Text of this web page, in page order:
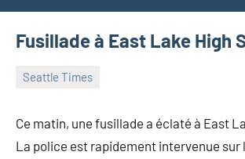
Fusillade à East Lake High
Seattle Times
2018
Ce matin, une fusillade a éclaté à East
La police est rapidement intervenue sur